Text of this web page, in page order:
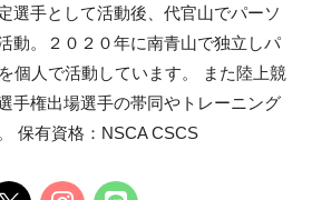
選手として活動後、代官山でパーソ
動。２０２０年に南青山で独立しパ
個人で活動しています。 また陸上競
手権出場選手の帯同やトレーニング
保有資格：NSCA CSCS